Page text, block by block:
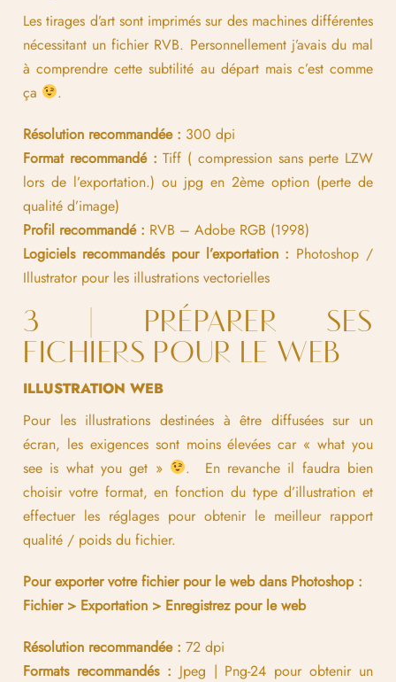
Les tirages d’art sont imprimés sur des machines différentes
nécessitant un fichier RVB. Personnellement j’avais du mal
à comprendre cette subtilité au départ mais c’est comme
ça
.
Résolution recommandée : 300 dpi
Format recommandé : Tiff ( compression sans perte LZW
lors de l’exportation.) ou jpg en 2ème option (perte de
qualité d’image)
Profil recommandé : RVB – Adobe RGB (1998)
Logiciels recommandés pour l’exportation : Photoshop /
Illustrator pour les illustrations vectorielles
3 | PRÉPARER SES
FICHIERS POUR LE WEB
ILLUSTRATION WEB
Pour les illustrations destinées à être diffusées sur un
écran, les exigences sont moins élevées car « what you
see is what you get »
. En revanche il faudra bien
choisir votre format, en fonction du type d’illustration et
effectuer les réglages pour obtenir le meilleur rapport
qualité / poids du fichier.
Pour exporter votre fichier pour le web dans Photoshop :
Fichier > Exportation > Enregistrez pour le web
Résolution recommandée : 72 dpi
Formats recommandés : Jpeg | Png-24 pour obtenir un